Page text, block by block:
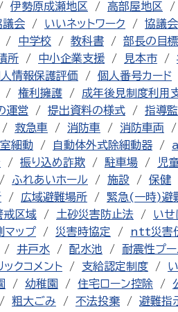
伊勢原成瀬地区 高部屋地区
議会 いいネットワーク 協議会
中学校 教科書 部長の目
所 中小企業支援 見本市
情報保護評価
個人番号カード
権利擁護
成年後見制度利用
運営 提出資料の様式 指導
救急車 消防車 消防車両
細動 自動体外式除細動器
振り込め詐欺 駐車場
児
ふれあいホール 施設 保健
広域避難場所
緊急(一時)避
戒区域 土砂災害防止法
いせ
マップ 災害時協定
ntt災害
井戸水 配水池
耐震性プ
ックコメント 支給認定制度
幼稚園 住宅ローン控除
粗大ごみ 不法投棄 避難指